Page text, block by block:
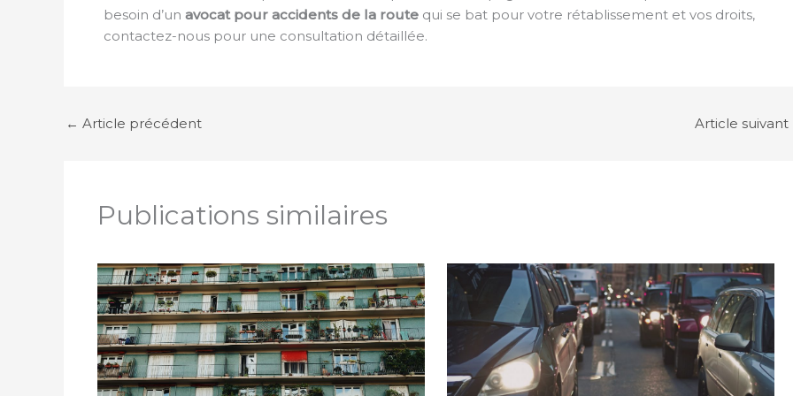
besoin d’un avocat pour accidents de la route qui se bat pour votre rétablissement et vos droits,
contactez-nous pour une consultation détaillée.
← Article précédent Article suivant
Publications similaires